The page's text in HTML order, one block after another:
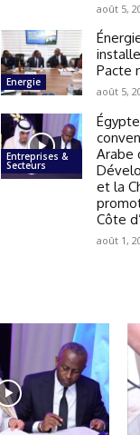
août 5,
Energie
Pacte
août 5,
Entreprises &
Secteurs
Arabe
et la
Côte
août 1,